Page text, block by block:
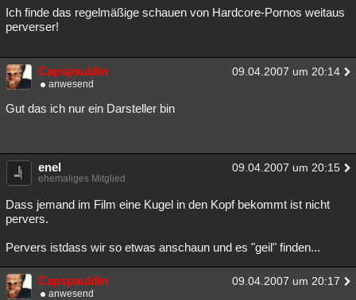
Ich finde das regelmäßige schauen von Hardcore-Pornos weitaus
perverser!
Capspauldin 09.04.2007 um 20:14
anwesend
Gut das ich nur ein Darsteller bin
enel 09.04.2007 um 20:15
ehemaliges Mitglied
Dass jemand im Film eine Kugel in den Kopf bekommt ist nicht
pervers.
Pervers istdass wir so etwas anschaun und es "geil" finden...
Capspauldin 09.04.2007 um 20:17
anwesend